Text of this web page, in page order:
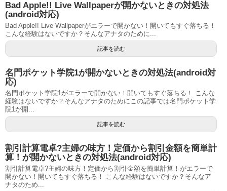
Bad Apple!! Live Wallpaperが開かないときの対処法
(android対応)
Bad Apple!! Live Wallpaperがエラーで開かない！開いてもすぐ落ちる！
こんな経験はないですか？そんなアナタのために...
記事を読む
名門ポケット学院1が開かないときの対処法(android対
応)
名門ポケット学院1がエラーで開かない！開いてもすぐ落ちる！ こんな
経験はないですか？そんなアナタのためにこの記事では名門ポケット学
院1が開...
記事を読む
割引計算電卓?主婦の味方！定価から割引金額を簡単計
算！が開かないときの対処法(android対応)
割引計算電卓?主婦の味方！定価から割引金額を簡単計算！がエラーで
開かない！開いてもすぐ落ちる！ こんな経験はないですか？そんなア
ナタのため...